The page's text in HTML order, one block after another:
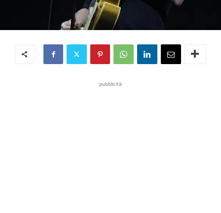
pubblicità